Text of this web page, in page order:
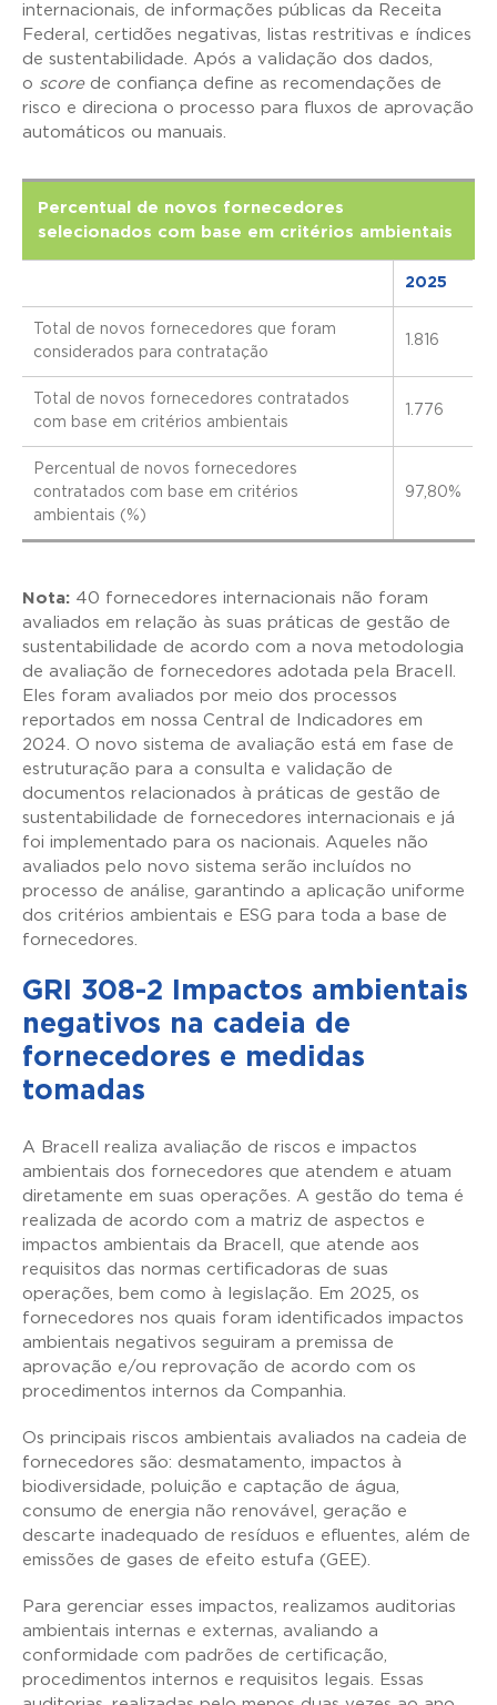
internacionais, de informações públicas da Receita
Federal, certidões negativas, listas restritivas e índices
de sustentabilidade. Após a validação dos dados,
o score de confiança define as recomendações de
risco e direciona o processo para fluxos de aprovação
automáticos ou manuais.
Percentual de novos fornecedores
selecionados com base em critérios ambientais
2025
Total de novos fornecedores que foram
considerados para contratação
1.816
Total de novos fornecedores contratados
com base em critérios ambientais
1.776
Percentual de novos fornecedores
contratados com base em critérios
ambientais (%)
97,80%
Nota: 40 fornecedores internacionais não foram
avaliados em relação às suas práticas de gestão de
sustentabilidade de acordo com a nova metodologia
de avaliação de fornecedores adotada pela Bracell.
Eles foram avaliados por meio dos processos
reportados em nossa Central de Indicadores em
2024. O novo sistema de avaliação está em fase de
estruturação para a consulta e validação de
documentos relacionados à práticas de gestão de
sustentabilidade de fornecedores internacionais e já
foi implementado para os nacionais. Aqueles não
avaliados pelo novo sistema serão incluídos no
processo de análise, garantindo a aplicação uniforme
dos critérios ambientais e ESG para toda a base de
fornecedores.
GRI 308-2 Impactos ambientais
negativos na cadeia de
fornecedores e medidas
tomadas
A Bracell realiza avaliação de riscos e impactos
ambientais dos fornecedores que atendem e atuam
diretamente em suas operações. A gestão do tema é
realizada de acordo com a matriz de aspectos e
impactos ambientais da Bracell, que atende aos
requisitos das normas certificadoras de suas
operações, bem como à legislação. Em 2025, os
fornecedores nos quais foram identificados impactos
ambientais negativos seguiram a premissa de
aprovação e/ou reprovação de acordo com os
procedimentos internos da Companhia.
Os principais riscos ambientais avaliados na cadeia de
fornecedores são: desmatamento, impactos à
biodiversidade, poluição e captação de água,
consumo de energia não renovável, geração e
descarte inadequado de resíduos e efluentes, além de
emissões de gases de efeito estufa (GEE).
Para gerenciar esses impactos, realizamos auditorias
ambientais internas e externas, avaliando a
conformidade com padrões de certificação,
procedimentos internos e requisitos legais. Essas